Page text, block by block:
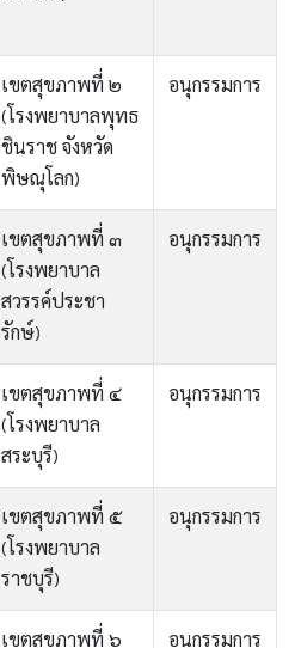
เขตสุขภาพที่ ๒
(โรงพยาบาลพุทธ
ชินราช จังหวัด
พิษณุโลก)
อนุกรรมการ
เขตสุขภาพที่ ๓
(โรงพยาบาล
สวรรค์ประชา
รักษ์)
อนุกรรมการ
เขตสุขภาพที่ ๔
(โรงพยาบาล
สระบุรี)
อนุกรรมการ
เขตสุขภาพที่ ๕
(โรงพยาบาล
ราชบุรี)
อนุกรรมการ
เขตสุขภาพที่ ๖
อนุกรรมการ